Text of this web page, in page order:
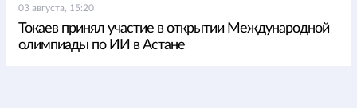
03 августа, 15:20
Токаев принял участие в открытии Международной
олимпиады по ИИ в Астане